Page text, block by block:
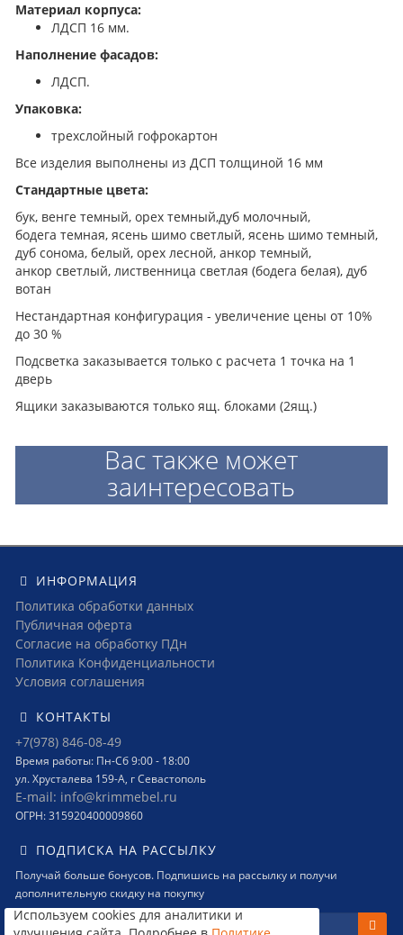
Материал корпуса:
ЛДСП 16 мм.
Наполнение фасадов:
ЛДСП.
Упаковка:
трехслойный гофрокартон
Все изделия выполнены из ДСП толщиной 16 мм
Стандартные цвета:
бук, венге темный, орех темный,дуб молочный,
бодега темная, ясень шимо светлый, ясень шимо темный,
дуб сонома, белый, орех лесной, анкор темный,
анкор светлый, лиственница светлая (бодега белая), дуб
вотан
Нестандартная конфигурация - увеличение цены от 10%
до 30 %
Подсветка заказывается только с расчета 1 точка на 1
дверь
Ящики заказываются только ящ. блоками (2ящ.)
Вас также может
заинтересовать
Используем cookies для аналитики и
ИНФОРМАЦИЯ
Политика обработки данных
Публичная оферта
Согласие на обработку ПДн
Политика Конфиденциальности
Условия соглашения
КОНТАКТЫ
+7(978) 846-08-49
Время работы: Пн-Сб 9:00 - 18:00
ул. Хрусталева 159-А, г Севастополь
E-mail: info@krimmebel.ru
ОГРН: 315920400009860
ПОДПИСКА НА РАССЫЛКУ
Получай больше бонусов. Подпишись на рассылку и получи
дополнительную скидку на покупку